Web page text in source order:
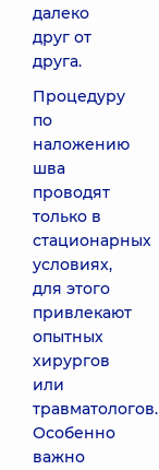
далеко
друг от
друга.
Процедуру
по
наложению
шва
проводят
только в
стационарных
условиях,
для этого
привлекают
опытных
хирургов
или
травматологов.
Особенно
важно